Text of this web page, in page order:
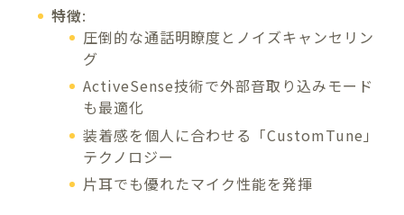
特徴:
圧倒的な通話明瞭度とノイズキャンセリン
グ
ActiveSense技術で外部音取り込みモード
も最適化
装着感を個人に合わせる「CustomTune」
テクノロジー
片耳でも優れたマイク性能を発揮